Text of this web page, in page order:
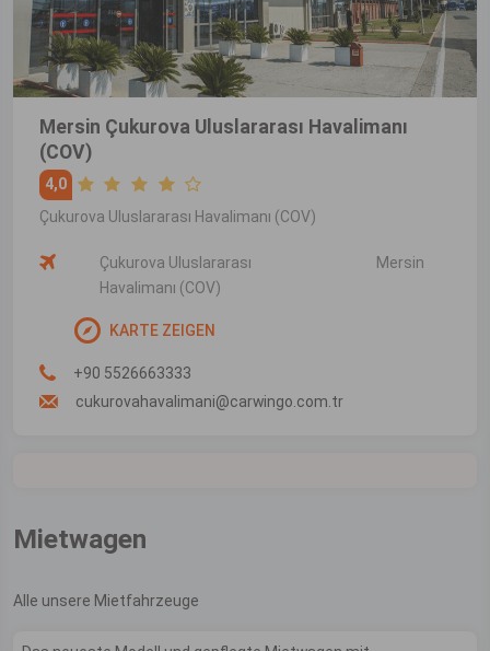
Mietwagen
Alle unsere Mietfahrzeuge
Mersin Çukurova Uluslararası Havalimanı
(COV)
4,0
Çukurova Uluslararası Havalimanı (COV)
Çukurova Uluslararası
Havalimanı (COV)
Mersin
KARTE ZEIGEN
+90 5526663333
cukurovahavalimani@carwingo.com.tr